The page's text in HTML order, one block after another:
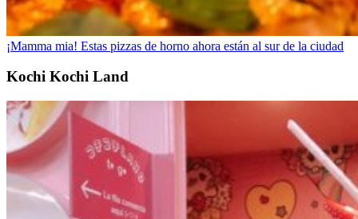
¡Mamma mia! Estas pizzas de horno ahora están al sur de la ciudad
Kochi Kochi Land